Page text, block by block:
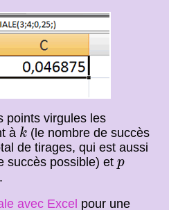
points virgules les
à k
k (le nombre de succès
de tirages, qui est aussi
succès possible) etp
p
avec Excel pour une